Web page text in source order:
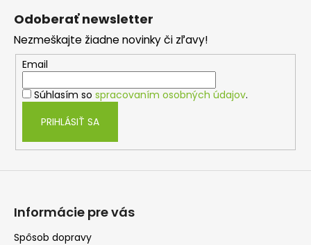
Odoberať newsletter
Nezmeškajte žiadne novinky či zľavy!
Email
Súhlasím so spracovaním osobných údajov.
PRIHLÁSIŤ SA
Informácie pre vás
Spôsob dopravy